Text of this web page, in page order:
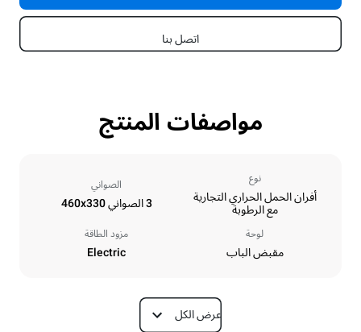
اتصل بنا
مواصفات المنتج
نوع
أفران الحمل الحراري التجارية
مع الرطوبة
الصواني
3 الصواني 460x330
لوحة
مقبض الباب
مزود الطاقة
Electric
الأبعاد
عرض الكل